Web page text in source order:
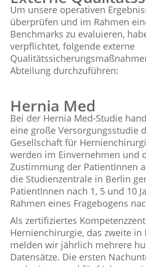
Um unsere operativen
überprüfen und im Rahmen
Benchmarks zu evaluieren,
verpflichtet, folgende externe
Abteilung durchzuführen:
Hernia Med
Bei der Hernia Med-Studie
eine große Versorgungsstudie
Gesellschaft für
werden im Einvernehmen und
Zustimmung der PatientInnen
die Studienzentrale in Berlin
PatientInnen nach 1, 5 und 10
Rahmen eines Fragebogens
Als zertifiziertes
Hernienchirurgie, das zweite in
melden wir jährlich mehrere
Datensätze. Die ersten